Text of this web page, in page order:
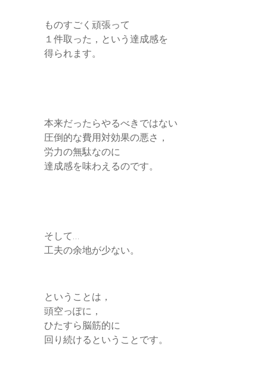
ものすごく頑張って
１件取った，という達成感を
得られます。
本来だったらやるべきではない
圧倒的な費用対効果の悪さ，
労力の無駄なのに
達成感を味わえるのです。
そして…
工夫の余地が少ない。
ということは，
頭空っぽに，
ひたすら脳筋的に
回り続けるということです。